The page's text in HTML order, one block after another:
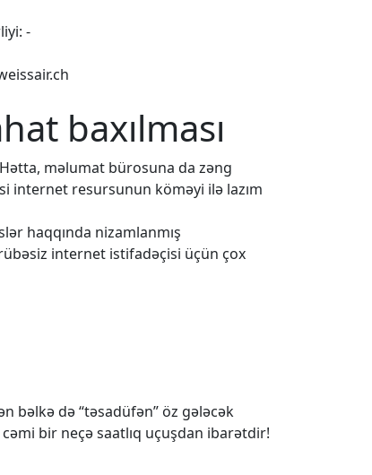
-
baxılması
məlumat bürosuna da zəng
internet resursunun köməyi ilə lazım
haqqında nizamlanmış
internet istifadəçisi üçün çox
bəlkə də “təsadüfən” öz gələcək
bir neçə saatlıq uçuşdan ibarətdir!